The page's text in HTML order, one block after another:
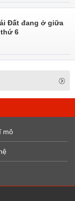
Đất đang ở giữa
6
mô